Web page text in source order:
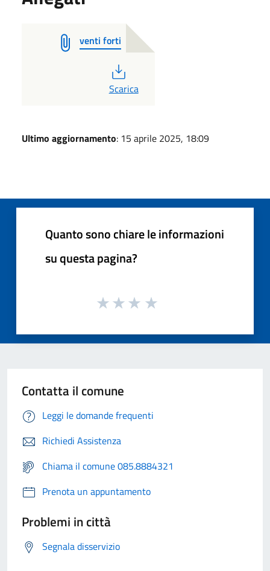
venti forti
PDF
Scarica
Ultimo aggiornamento: 15 aprile 2025, 18:09
Quanto sono chiare le informazioni
su questa pagina?
Contatta il comune
Leggi le domande frequenti
Richiedi Assistenza
Chiama il comune 085.8884321
Prenota un appuntamento
Problemi in città
Segnala disservizio